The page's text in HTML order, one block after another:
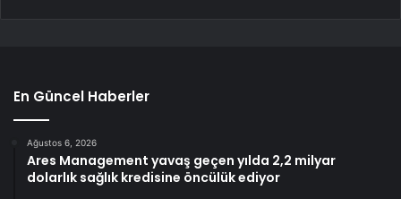
En Güncel Haberler
Ağustos 6, 2026
Ares Management yavaş geçen yılda 2,2 milyar
dolarlık sağlık kredisine öncülük ediyor